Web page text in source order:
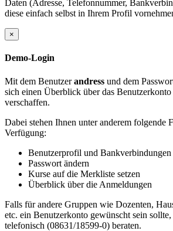
Daten (Adresse, Telefonnummer,
diese einfach selbst in Ihrem Profil
×
Demo-Login
Mit dem Benutzerandress und dem
sich einen Überblick über das Benutzerkonto
verschaffen.
Dabei stehen Ihnen unter anderem folgende
Verfügung:
Benutzerprofil und Bankverbindungen
Passwort ändern
Kurse auf die Merkliste setzen
Überblick über die Anmeldungen
Falls für andere Gruppen wie Dozenten,
etc. ein Benutzerkonto gewünscht sein
telefonisch (08631/18599-0) beraten.